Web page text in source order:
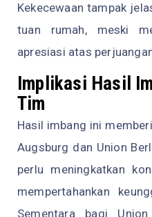
Kekecewaan tampak
tuan rumah, meski
apresiasi atas
Implikasi Hasil
Tim
Hasil imbang ini
Augsburg dan Union
perlu meningkatkan
mempertahankan
Sementara bagi